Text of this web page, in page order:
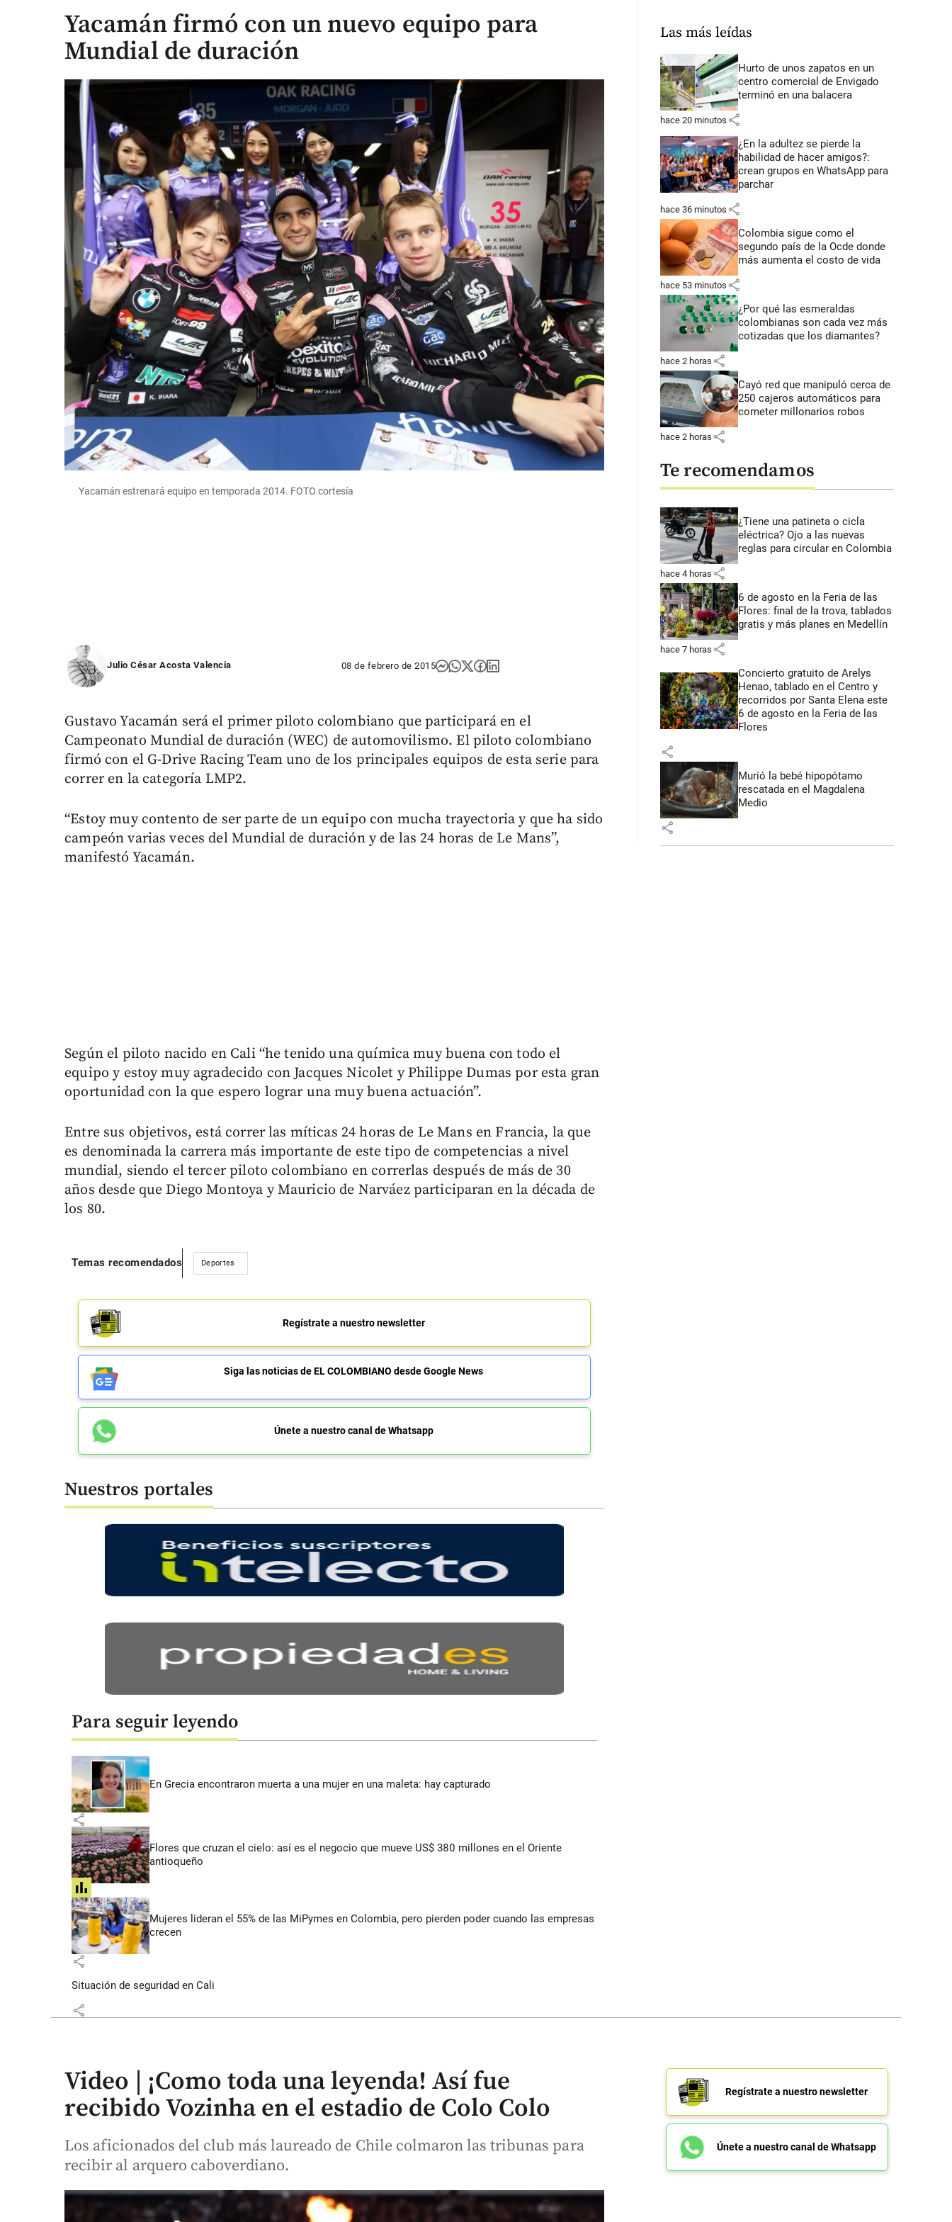
Yacamán firmó con un nuevo equipo para
Mundial de duración
Yacamán estrenará equipo en temporada 2014. FOTO cortesía
Julio César Acosta Valencia 08 de febrero de 2015
Gustavo Yacamán será el primer piloto colombiano que participará en el
Campeonato Mundial de duración (WEC) de automovilismo. El piloto colombiano
firmó con el G-Drive Racing Team uno de los principales equipos de esta serie para
correr en la categoría LMP2.
“Estoy muy contento de ser parte de un equipo con mucha trayectoria y que ha sido
campeón varias veces del Mundial de duración y de las 24 horas de Le Mans”,
manifestó Yacamán.
Según el piloto nacido en Cali “he tenido una química muy buena con todo el
equipo y estoy muy agradecido con Jacques Nicolet y Philippe Dumas por esta gran
oportunidad con la que espero lograr una muy buena actuación”.
Entre sus objetivos, está correr las míticas 24 horas de Le Mans en Francia, la que
es denominada la carrera más importante de este tipo de competencias a nivel
mundial, siendo el tercer piloto colombiano en correrlas después de más de 30
años desde que Diego Montoya y Mauricio de Narváez participaran en la década de
los 80.
Temas recomendados Deportes
Regístrate a nuestro newsletter
Siga las noticias de EL COLOMBIANO desde Google News
Únete a nuestro canal de Whatsapp
Nuestros portales
Para seguir leyendo
En Grecia encontraron muerta a una mujer en una maleta: hay capturado
share
Flores que cruzan el cielo: así es el negocio que mueve US$ 380 millones en el Oriente
antioqueño
share
Mujeres lideran el 55% de las MiPymes en Colombia, pero pierden poder cuando las empresas
crecen
share
Situación de seguridad en Cali
share
Las más leídas
Hurto de unos zapatos en un
centro comercial de Envigado
terminó en una balacera
hace 20 minutos share
¿En la adultez se pierde la
habilidad de hacer amigos?:
crean grupos en WhatsApp para
parchar
hace 36 minutos share
Colombia sigue como el
segundo país de la Ocde donde
más aumenta el costo de vida
hace 53 minutos share
¿Por qué las esmeraldas
colombianas son cada vez más
cotizadas que los diamantes?
hace 2 horas share
Cayó red que manipuló cerca de
250 cajeros automáticos para
cometer millonarios robos
hace 2 horas share
Te recomendamos
¿Tiene una patineta o cicla
eléctrica? Ojo a las nuevas
reglas para circular en Colombia
hace 4 horas share
6 de agosto en la Feria de las
Flores: final de la trova, tablados
gratis y más planes en Medellín
hace 7 horas share
Concierto gratuito de Arelys
Henao, tablado en el Centro y
recorridos por Santa Elena este
6 de agosto en la Feria de las
Flores
share
Murió la bebé hipopótamo
rescatada en el Magdalena
Medio
share
Video | ¡Como toda una leyenda! Así fue
recibido Vozinha en el estadio de Colo Colo
Los aficionados del club más laureado de Chile colmaron las tribunas para
recibir al arquero caboverdiano.
Regístrate a nuestro newsletter
Únete a nuestro canal de Whatsapp